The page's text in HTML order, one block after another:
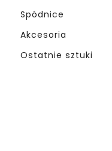
Spódnice
Akcesoria
Ostatnie sztuki